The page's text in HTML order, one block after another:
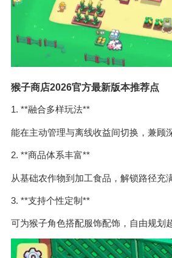
猴子商店2026官方最新版本推荐点
1. **融合多样玩法**
能在主动管理与离线收益间切换，兼顾
2. **商品体系丰富**
从基础农作物到加工食品，解锁路径充
3. **支持个性定制**
可为猴子角色搭配服饰配饰，自由规划